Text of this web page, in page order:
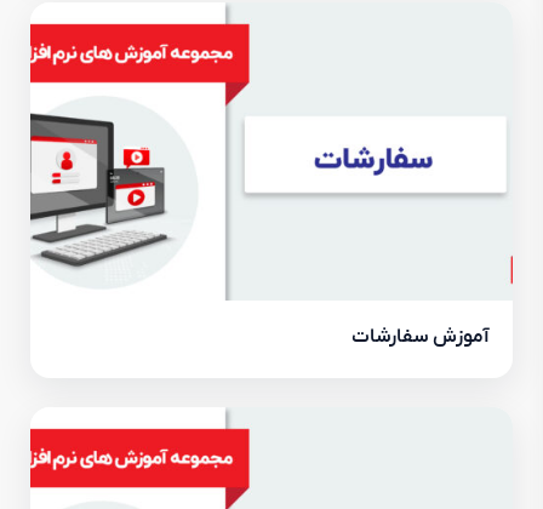
آموزش سفارشات